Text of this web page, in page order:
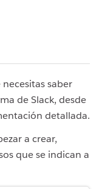
saber
de Slack, desde
detallada.
a crear,
que se indican a